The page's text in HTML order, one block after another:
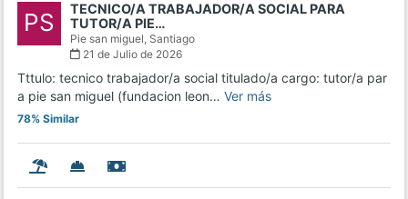
PS
TECNICO/A TRABAJADOR/A SOCIAL PARA
TUTOR/A PIE…
Pie san miguel, Santiago
21 de Julio de 2026
Tttulo: tecnico trabajador/a social titulado/a cargo: tutor/a par
a pie san miguel (fundacion leon… Ver más
78% Similar